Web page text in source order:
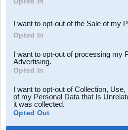
third parties.
I want to opt-out of the Sale of my
Opted In
I want to opt-out of processing my
Advertising.
Opted In
I want to opt-out of Collection,
of my Personal Data that Is
it was collected.
Opted Out